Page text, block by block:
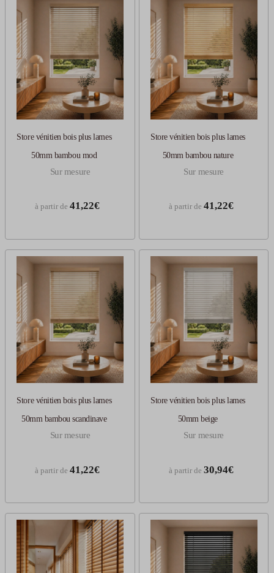
Store vénitien bois plus lames
50mm bambou mod
Sur mesure
à partir de 41,22€
Store vénitien bois plus lames
50mm bambou nature
Sur mesure
à partir de 41,22€
Store vénitien bois plus lames
50mm bambou scandinave
Sur mesure
à partir de 41,22€
Store vénitien bois plus lames
50mm beige
Sur mesure
à partir de 30,94€